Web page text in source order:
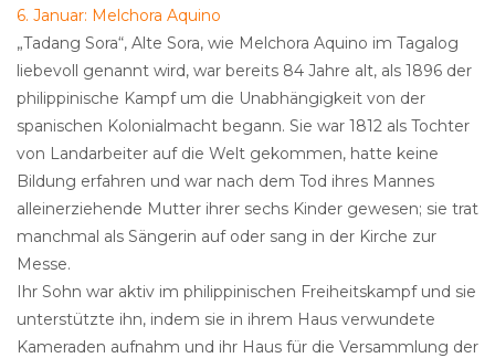
6. Januar: Melchora Aquino
„Tadang Sora“, Alte Sora, wie Melchora Aquino im Tagalog
liebevoll genannt wird, war bereits 84 Jahre alt, als 1896 der
philippinische Kampf um die Unabhängigkeit von der
spanischen Kolonialmacht begann. Sie war 1812 als Tochter
von Landarbeiter auf die Welt gekommen, hatte keine
Bildung erfahren und war nach dem Tod ihres Mannes
alleinerziehende Mutter ihrer sechs Kinder gewesen; sie trat
manchmal als Sängerin auf oder sang in der Kirche zur
Messe.
Ihr Sohn war aktiv im philippinischen Freiheitskampf und sie
unterstützte ihn, indem sie in ihrem Haus verwundete
Kameraden aufnahm und ihr Haus für die Versammlung der